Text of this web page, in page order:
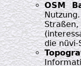
OSM
die nüvi-